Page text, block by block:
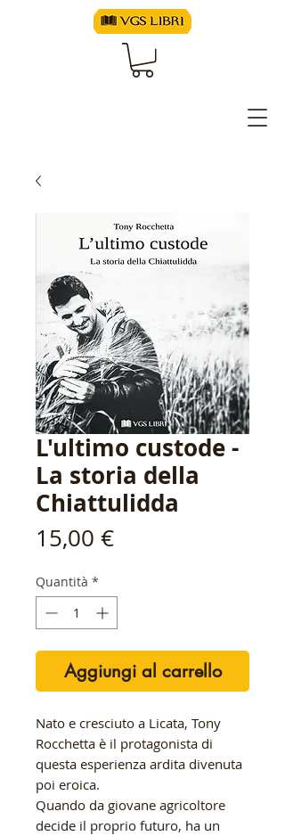
L'ultimo custode -
La storia della
Chiattulidda
15,00 €Prezzo
Quantità *
Aggiungi al carrello
Nato e cresciuto a Licata, Tony
Rocchetta è il protagonista di
questa esperienza ardita divenuta
poi eroica.
Quando da giovane agricoltore
decide il proprio futuro, ha un